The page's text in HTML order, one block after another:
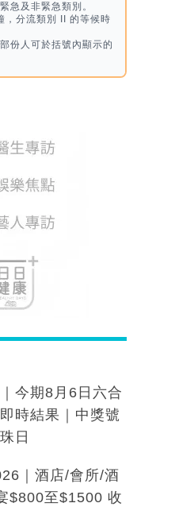
急及非緊急類別。
，分流類別 II 的等候時
份人可於括號內顯示的
今期8月6日六合
時結果｜中獎號
日
｜酒店/會所/酒
$800至$1500 收